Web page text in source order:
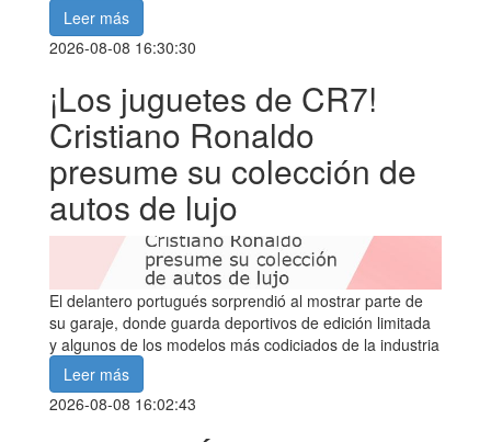
Leer más
2026-08-08 16:30:30
¡Los juguetes de CR7!
Cristiano Ronaldo
presume su colección de
autos de lujo
El delantero portugués sorprendió al mostrar parte de
su garaje, donde guarda deportivos de edición limitada
y algunos de los modelos más codiciados de la industria
Leer más
2026-08-08 16:02:43